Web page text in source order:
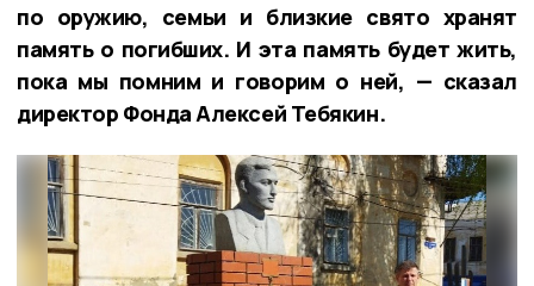
по оружию, семьи и близкие свято хранят
память о погибших. И эта память будет жить,
пока мы помним и говорим о ней, — сказал
директор Фонда Алексей Тебякин.